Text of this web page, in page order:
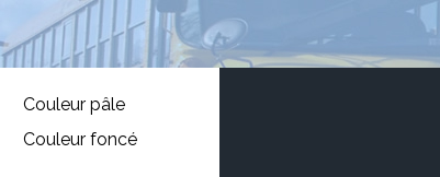
Couleur pâle
Couleur foncé